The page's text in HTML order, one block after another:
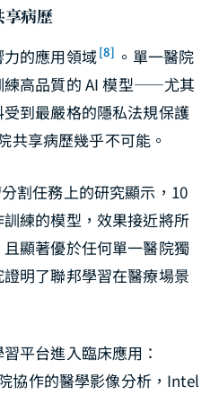
享病歷
的應用領域[8] 。單一醫院
練高品質的 AI 模型——尤其
到最嚴格的隱私法規保護
共享病歷幾乎不可能。
割任務上的研究顯示，10
練的模型，效果接近將所
顯著優於任何單一醫院獨
明了聯邦學習在醫療場景
平台進入臨床應用：
協作的醫學影像分析，Intel